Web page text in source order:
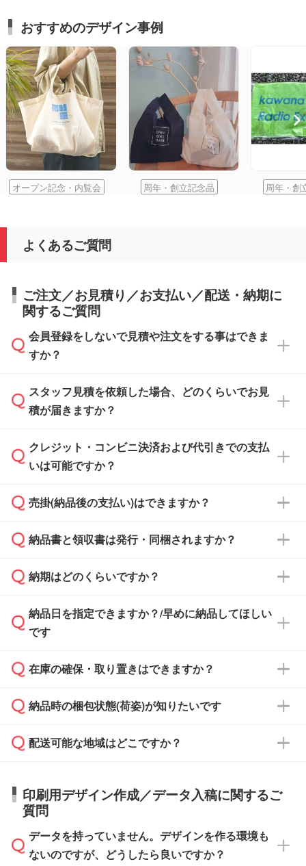
おすすめのデザイン事例
オープン記念・内覧会 周年・創立記念品 周年・創
よくあるご質問
ご注文／お見積り／お支払い／配送・納期に
関するご質問
会員登録をしないで見積や注文をする事はできま
すか？
可能です。見積・注文フォームにて『ゲストの
まま進む』ボタンからお進みのうえ、ご依頼く
スタッフ見積を依頼した場合、どのくらいでお見
積が届きますか？
通常、翌営業日までにお送りしております。混
雑状況によっては、お時間をいただくこともご
依頼いただいた場合は、翌営業日以降のご連絡
クレジット・コンビニ決済および代引きでの支払
いは可能ですか？
銀行振込のみのご対応となります。
売掛(納品後の支払い)はできますか？
基本的には先入金をお願いしておりますが、自
どの場合は、月末締め翌月末払いに対応可能で
また、卒業・卒園記念品で対策委員会や個人様
校や幼稚園・保育園であれば、同様の条件でご
ご希望の際は担当スタッフまでお気軽にご相談
ください。
納品書と領収書は発行・同梱されますか？
納品書・領収書は ご依頼をいただいた場合の
ず、通常はPDFデータをメール添付でお送りし
ます。
たは注文フォームの『ご注文に関する備考欄』
納期はどのくらいですか？
・印刷する場合(500個程度)
ご入金、イメージ画像の校了から約2週間～2
ご入金確認後、1～2営業日で出荷いたしま
タッフまでお問い合わせください。
ル」に注文予定日をご入力いただくと、おおよ
その締切日や出荷目安をご確認いただけます。
納品日を指定できますか？/早めに納品してほしい
です
ご希望の納期がある場合は、お問い合わせ・お
い。
応が可能かご案内いたします。
す。>>対象商品はこちら
※最短出荷日は商品によって異なります。各商
品ページにてご確認ください
在庫の確保・取り置きはできますか？
ご入金確認後に在庫を確保し、注文確定のご連
はできかねますので予めご了承ください。
納品時の梱包状態(荷姿)が知りたいです
商品によって異なります。各ページにある商品
す。(白箱、化粧箱、ブリスターパックなど)
【袋入り】 商品がひとつずつ袋に入っていま
す。(透明袋、デザイン袋など)
【個包装なし】 個包装がされていない状態で
配送可能な地域はどこですか？
直接納品は行っておりませんので予めご了承く
ださい。
印刷用デザイン作成／データ入稿に関するご
質問
データを持っていません。デザインを作る環境も
ないのですが、どうしたら良いですか？